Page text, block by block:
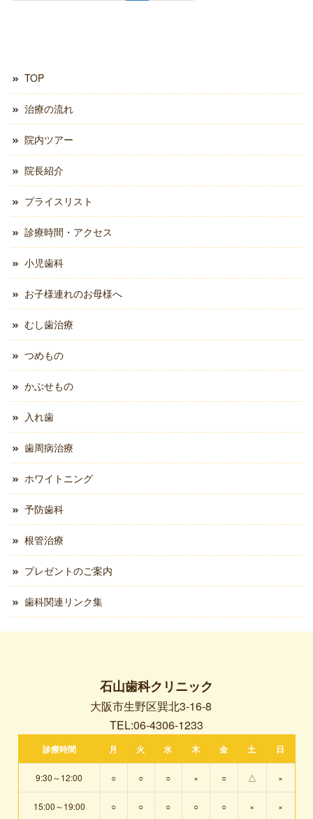
TOP
治療の流れ
院内ツアー
院長紹介
プライスリスト
診療時間・アクセス
小児歯科
お子様連れのお母様へ
むし歯治療
つめもの
かぶせもの
入れ歯
歯周病治療
ホワイトニング
予防歯科
根管治療
プレゼントのご案内
歯科関連リンク集
石山歯科クリニック
大阪市生野区巽北3-16-8
TEL:06-4306-1233
診療時間 月 火 水 木 金 土 日
9:30～12:00 ○ ○ ○ × ○ △ ×
15:00～19:00 ○ ○ ○ ○ ○ × ×